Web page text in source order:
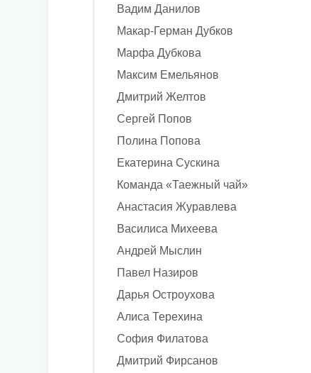
Вадим Данилов
Макар-Герман Дубков
Марфа Дубкова
Максим Емельянов
Дмитрий Желтов
Сергей Попов
Полина Попова
Екатерина Сускина
Команда «Таежный чай»
Анастасия Журавлева
Василиса Михеева
Андрей Мыслин
Павел Назиров
Дарья Остроухова
Алиса Терехина
София Филатова
Дмитрий Фирсанов